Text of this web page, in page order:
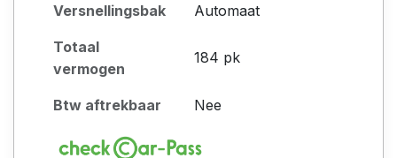
Versnellingsbak Automaat
Totaal
vermogen
184 pk
Btw aftrekbaar Nee